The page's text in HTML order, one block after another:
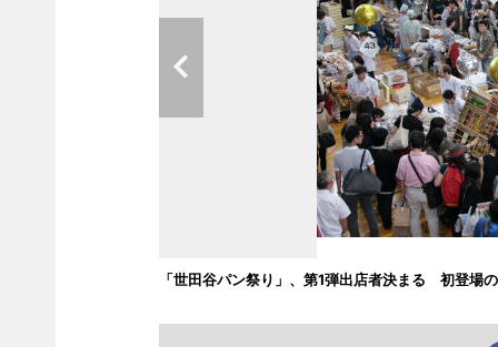
「世田谷パン祭り」、第1弾出店者決まる 初登場